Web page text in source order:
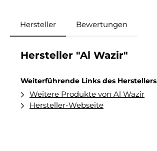
Hersteller Bewertungen
Hersteller "Al Wazir"
Weiterführende Links des Herstellers
Weitere Produkte von Al Wazir
Hersteller-Webseite